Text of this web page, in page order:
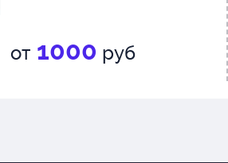
от 1000 руб